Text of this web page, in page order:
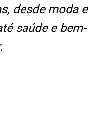
desde moda e
saúde e bem-